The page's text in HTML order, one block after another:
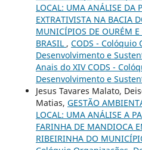
LOCAL: UMA ANÁLISE DA
EXTRATIVISTA NA BACIA
MUNICÍPIOS DE OURÉM E
BRASIL , CODS - Colóquio
Desenvolvimento e
Anais do XIV CODS -
Desenvolvimento e
Jesus Tavares Malato,
Matias, GESTÃO
LOCAL: UMA ANÁLISE A
FARINHA DE MANDIOCA
RIBEIRINHA DO